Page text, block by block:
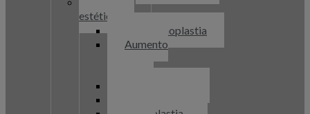
estética
Abdominoplastia
Aumento